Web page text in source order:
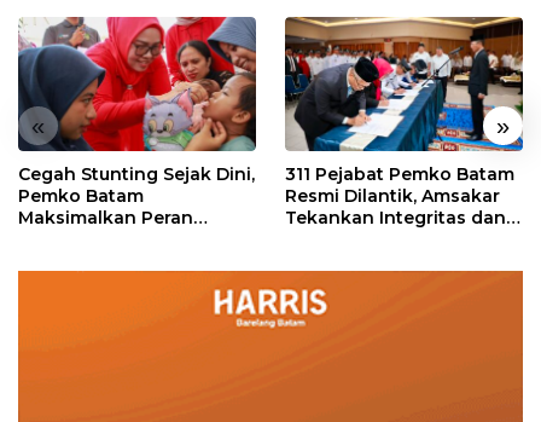
« »
Cegah Stunting Sejak Dini,
Pemko Batam
Maksimalkan Peran
311 Pejabat Pemko Batam
Resmi Dilantik, Amsakar
Tekankan Integritas dan